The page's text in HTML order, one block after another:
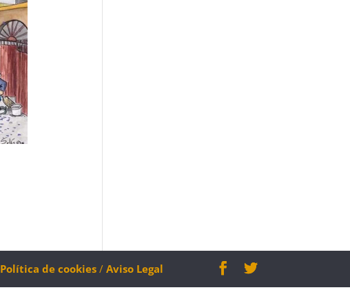
Política de cookies/Aviso Legal